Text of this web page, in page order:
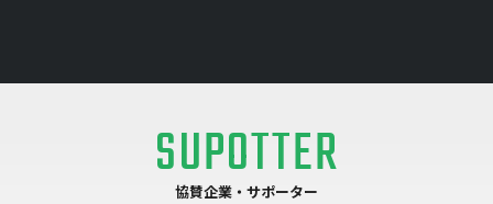
SUPOTTER
協賛企業・サポーター